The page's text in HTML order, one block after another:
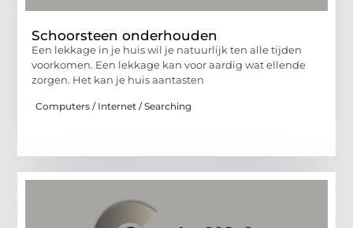
Schoorsteen onderhouden
Een lekkage in je huis wil je natuurlijk ten alle tijden
voorkomen. Een lekkage kan voor aardig wat ellende
zorgen. Het kan je huis aantasten
Computers / Internet / Searching